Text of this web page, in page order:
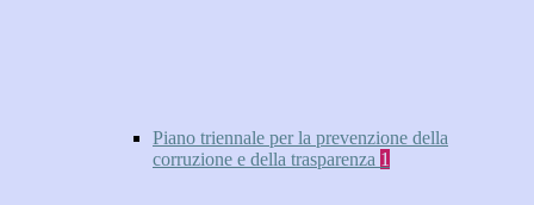
Piano triennale per la prevenzione della
corruzione e della trasparenza 1